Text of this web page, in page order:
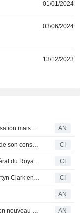
01/01/2024
03/06/2024
13/12/2023
Unite Group pâtit d'une demande plus faible et de pertes de valorisation mais augmente son dividende AN
Crest Nicholson Holdings plc annonce des changements au sein de son conseil d'administration CI
Persimmon plc nomme Iain Mcpherson au poste de directeur général du Royaume-Uni CI
Crest Nicholson Holdings plc annonce la démission d'Andrew Martyn Clark en tant qu'administrateur CI
AN
Crest Nicholson confirme la date d'entrée en fonction en juin de son nouveau directeur général AN